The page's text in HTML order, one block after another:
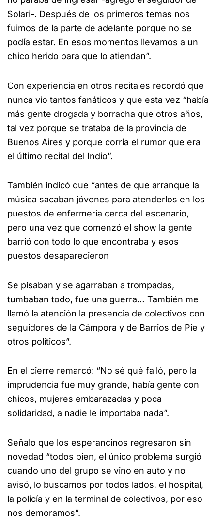
Solari-. Después de los primeros temas nos
fuimos de la parte de adelante porque no se
podía estar. En esos momentos llevamos a un
chico herido para que lo atiendan”.
Con experiencia en otros recitales recordó que
nunca vio tantos fanáticos y que esta vez “había
más gente drogada y borracha que otros años,
tal vez porque se trataba de la provincia de
Buenos Aires y porque corría el rumor que era
el último recital del Indio”.
También indicó que “antes de que arranque la
música sacaban jóvenes para atenderlos en los
puestos de enfermería cerca del escenario,
pero una vez que comenzó el show la gente
barrió con todo lo que encontraba y esos
puestos desaparecieron
Se pisaban y se agarraban a trompadas,
tumbaban todo, fue una guerra… También me
llamó la atención la presencia de colectivos con
seguidores de la Cámpora y de Barrios de Pie y
otros políticos”.
En el cierre remarcó: “No sé qué falló, pero la
imprudencia fue muy grande, había gente con
chicos, mujeres embarazadas y poca
solidaridad, a nadie le importaba nada”.
Señalo que los esperancinos regresaron sin
novedad “todos bien, el único problema surgió
cuando uno del grupo se vino en auto y no
avisó, lo buscamos por todos lados, el hospital,
la policía y en la terminal de colectivos, por eso
nos demoramos”.